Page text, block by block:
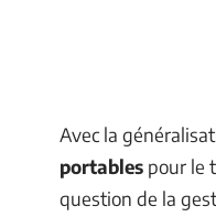
Avec la
portables pour le
question de la